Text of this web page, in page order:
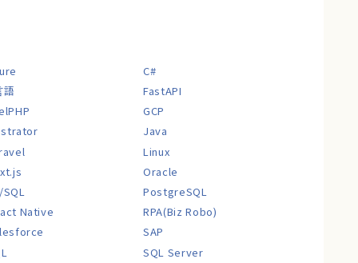
C#
語
FastAPI
GCP
Java
Linux
Oracle
SQL
PostgreSQL
Native
RPA(Biz Robo)
SAP
SQL Server